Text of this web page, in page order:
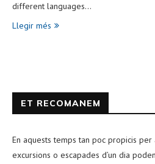
different languages…
Llegir més
ET RECOMANEM
En aquests temps tan poc propicis
excursions o escapades d’un dia